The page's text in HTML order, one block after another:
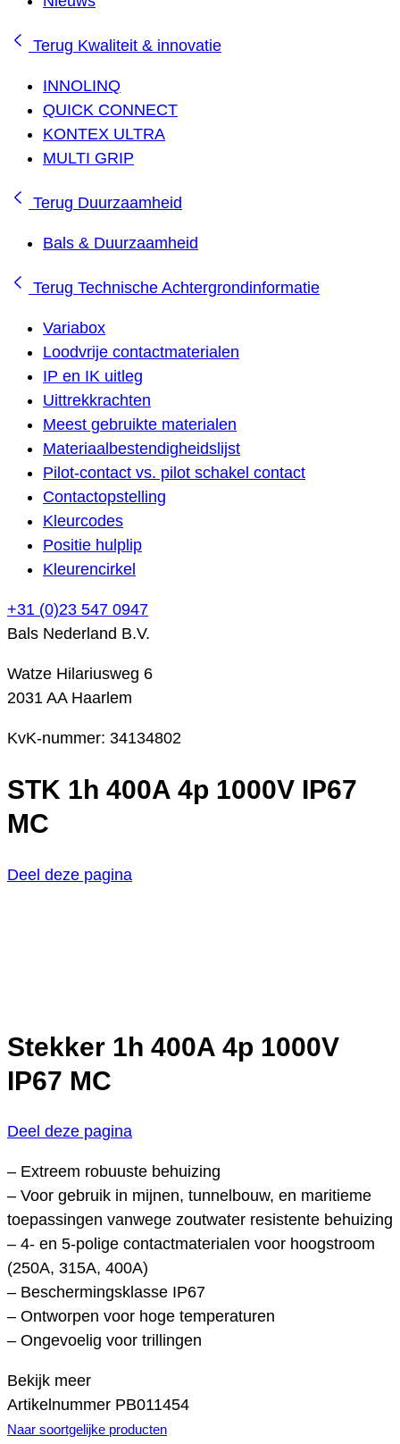
Terug Kwaliteit & innovatie
INNOLINQ
QUICK CONNECT
KONTEX ULTRA
MULTI GRIP
Terug Duurzaamheid
Bals & Duurzaamheid
Terug Technische Achtergrondinformatie
Variabox
Loodvrije contactmaterialen
IP en IK uitleg
Uittrekkrachten
Meest gebruikte materialen
Materiaalbestendigheidslijst
Pilot-contact vs. pilot schakel contact
Contactopstelling
Kleurcodes
Positie hulplip
Kleurencirkel
+31 (0)23 547 0947
Bals Nederland B.V.
Watze Hilariusweg 6
2031 AA Haarlem
KvK-nummer: 34134802
STK 1h 400A 4p 1000V IP67
MC
Deel deze pagina
Stekker 1h 400A 4p 1000V
IP67 MC
Deel deze pagina
– Extreem robuuste behuizing
– Voor gebruik in mijnen, tunnelbouw, en maritieme
toepassingen vanwege zoutwater resistente behuizing
– 4- en 5-polige contactmaterialen voor hoogstroom
(250A, 315A, 400A)
– Beschermingsklasse IP67
– Ontworpen voor hoge temperaturen
– Ongevoelig voor trillingen
Bekijk meer
Artikelnummer PB011454
Naar soortgelijke producten